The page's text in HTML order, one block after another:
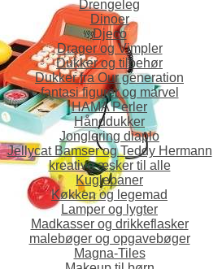
Drengeleg
Dinoer
Djeco
Drager og Vimpler
Dukker og tilbehør
Dukker fra Our generation
fantasi figurer og marvel
HAMA Perler
Hånddukker
Jonglering diaplo
Jellycat Bamser og Teddy Hermann
kreative æsker til alle
Kuglebaner
Køkken og legemad
Lamper og lygter
Madkasser og drikkeflasker
malebøger og opgavebøger
Magna-Tiles